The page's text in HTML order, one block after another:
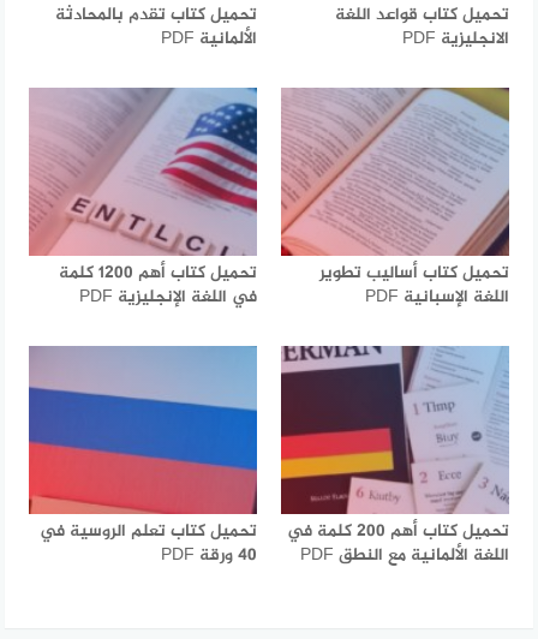
تحميل كتاب قواعد اللغة
الانجليزية PDF
تحميل كتاب تقدم بالمحادثة
الألمانية PDF
تحميل كتاب أساليب تطوير
اللغة الإسبانية PDF
تحميل كتاب أهم 1200 كلمة
في اللغة الإنجليزية PDF
تحميل كتاب أهم 200 كلمة في
اللغة الألمانية مع النطق PDF
تحميل كتاب تعلم الروسية في
40 ورقة PDF